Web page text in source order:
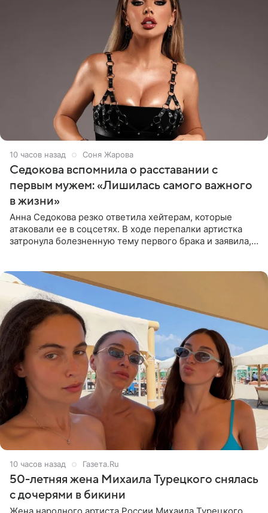
10 часов назад Соня Жарова
Седокова вспомнила о расставании с
первым мужем: «Лишилась самого важного
в жизни»
Анна Седокова резко ответила хейтерам, которые
атаковали ее в соцсетях. В ходе перепалки артистка
затронула болезненную тему первого брака и заявила,
10 часов назад Газета.Ru
50-летняя жена Михаила Турецкого снялась
с дочерями в бикини